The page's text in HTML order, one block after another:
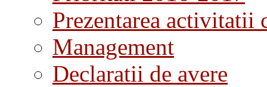
Prezentarea activitatii
Management
Declaratii de avere